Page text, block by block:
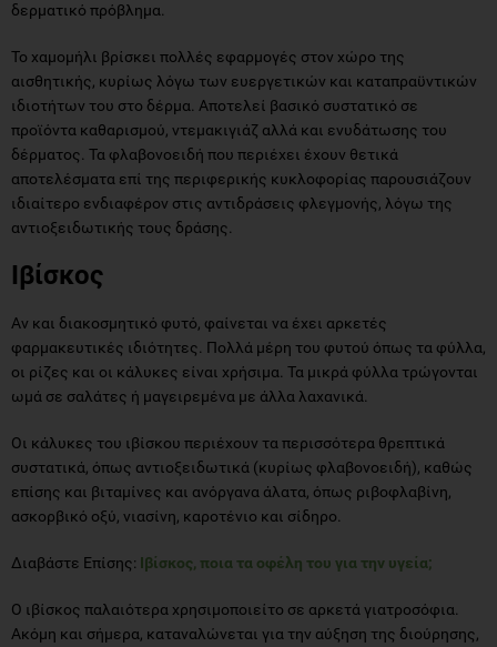
δερματικό πρόβλημα.
Το χαμομήλι βρίσκει πολλές εφαρμογές στον χώρο της
αισθητικής, κυρίως λόγω των ευεργετικών και καταπραϋντικών
ιδιοτήτων του στο δέρμα. Αποτελεί βασικό συστατικό σε
προϊόντα καθαρισμού, ντεμακιγιάζ αλλά και ενυδάτωσης του
δέρματος. Τα φλαβονοειδή που περιέχει έχουν θετικά
αποτελέσματα επί της περιφερικής κυκλοφορίας παρουσιάζουν
ιδιαίτερο ενδιαφέρον στις αντιδράσεις φλεγμονής, λόγω της
αντιοξειδωτικής τους δράσης.
Ιβίσκος
Αν και διακοσμητικό φυτό, φαίνεται να έχει αρκετές
φαρμακευτικές ιδιότητες. Πολλά μέρη του φυτού όπως τα φύλλα,
οι ρίζες και οι κάλυκες είναι χρήσιμα. Τα μικρά φύλλα τρώγονται
ωμά σε σαλάτες ή μαγειρεμένα με άλλα λαχανικά.
Οι κάλυκες του ιβίσκου περιέχουν τα περισσότερα θρεπτικά
συστατικά, όπως αντιοξειδωτικά (κυρίως φλαβονοειδή), καθώς
επίσης και βιταμίνες και ανόργανα άλατα, όπως ριβοφλαβίνη,
ασκορβικό οξύ, νιασίνη, καροτένιο και σίδηρο.
Διαβάστε Επίσης: Ιβίσκος, ποια τα οφέλη του για την υγεία;
Ο ιβίσκος παλαιότερα χρησιμοποιείτο σε αρκετά γιατροσόφια.
Ακόμη και σήμερα, καταναλώνεται για την αύξηση της διούρησης,